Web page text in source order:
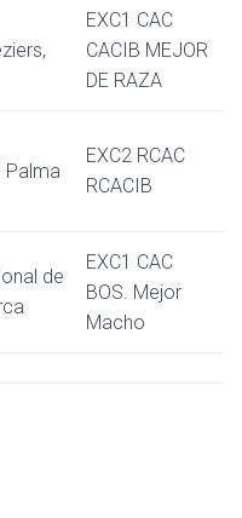
EXC1 CAC
CACIB MEJOR
DE RAZA
Palma
EXC2 RCAC
RCACIB
de
EXC1 CAC
BOS. Mejor
Macho